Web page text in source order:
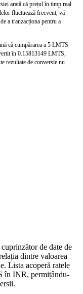
arată că prețul în timp real
fluctuează frecvent, vă
a tranzacționa pentru a
că cumpărarea a 5 LMTS
în 0.15813149 LMTS,
rezultate de conversie nu
de date de
dintre valoarea
Lista acoperă ratele
în INR, permițându-